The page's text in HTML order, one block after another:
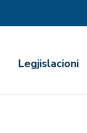
Legjislacioni